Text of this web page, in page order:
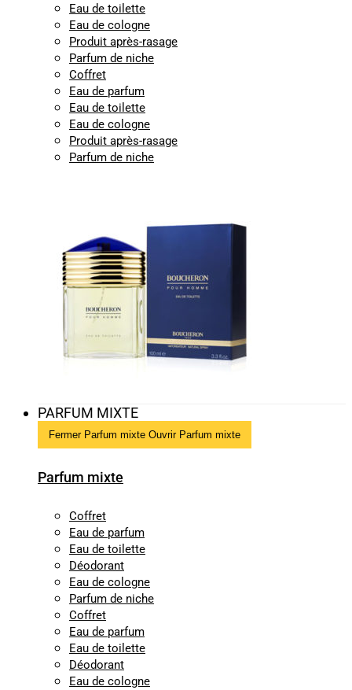
Eau de toilette
Eau de cologne
Produit après-rasage
Parfum de niche
Coffret
Eau de parfum
Eau de toilette
Eau de cologne
Produit après-rasage
Parfum de niche
PARFUM MIXTE
Fermer Parfum mixte Ouvrir Parfum mixte
Parfum mixte
Coffret
Eau de parfum
Eau de toilette
Déodorant
Eau de cologne
Parfum de niche
Coffret
Eau de parfum
Eau de toilette
Déodorant
Eau de cologne